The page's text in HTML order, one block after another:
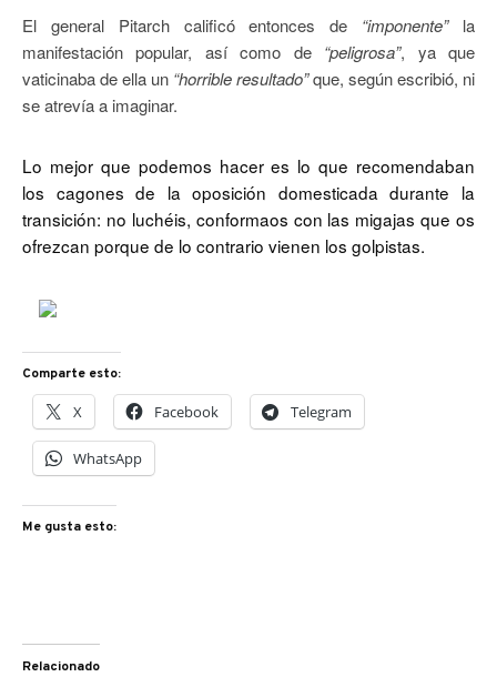
El general Pitarch calificó entonces de “imponente”la
manifestación popular, así como de “peligrosa”, ya que
vaticinaba de ella un “horrible resultado”que, según escribió, ni
se atrevía a imaginar.
Lo mejor que podemos hacer es lo que recomendaban
los cagones de la oposición domesticada durante la
transición: no luchéis, conformaos con las migajas que os
ofrezcan porque de lo contrario vienen los golpistas.
Comparte esto:
X Facebook Telegram
WhatsApp
Me gusta esto:
Relacionado